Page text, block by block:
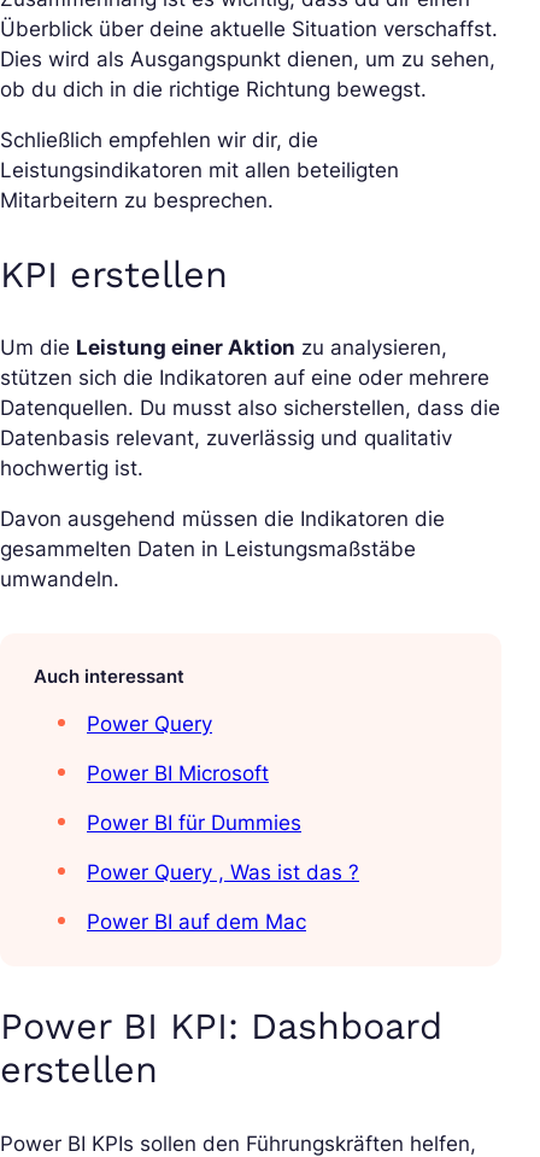
Überblick über deine aktuelle Situation verschaffst.
Dies wird als Ausgangspunkt dienen, um zu sehen,
ob du dich in die richtige Richtung bewegst.
Schließlich empfehlen wir dir, die
Leistungsindikatoren mit allen beteiligten
Mitarbeitern zu besprechen.
KPI erstellen
Um die Leistung einer Aktion zu analysieren,
stützen sich die Indikatoren auf eine oder mehrere
Datenquellen. Du musst also sicherstellen, dass die
Datenbasis relevant, zuverlässig und qualitativ
hochwertig ist.
Davon ausgehend müssen die Indikatoren die
gesammelten Daten in Leistungsmaßstäbe
umwandeln.
Auch interessant
Power Query
Power BI Microsoft
Power BI für Dummies
Power Query , Was ist das ?
Power BI auf dem Mac
Power BI KPI: Dashboard
erstellen
Power BI KPIs sollen den Führungskräften helfen,